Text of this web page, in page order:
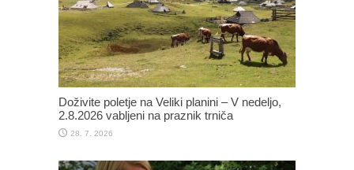
Doživite poletje na Veliki planini – V nedeljo,
2.8.2026 vabljeni na praznik trniča
28. 7. 2026